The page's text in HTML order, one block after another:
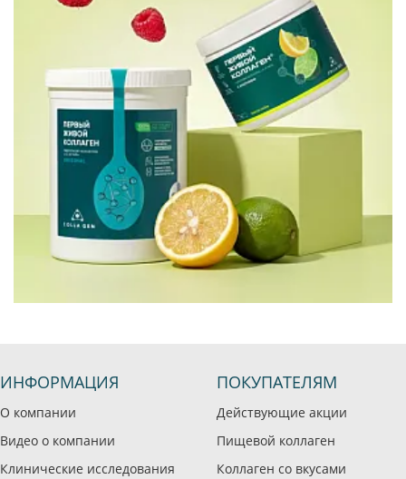
ИНФОРМАЦИЯ
О компании
Видео о компании
Клинические исследования
ПОКУПАТЕЛЯМ
Действующие акции
Пищевой коллаген
Коллаген со вкусами